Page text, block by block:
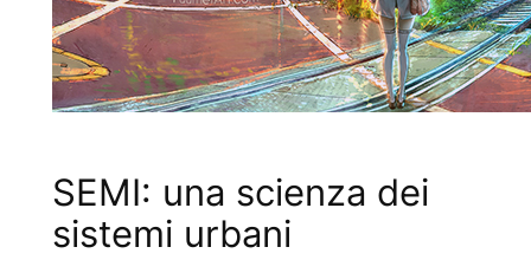
SEMI: una scienza dei
sistemi urbani